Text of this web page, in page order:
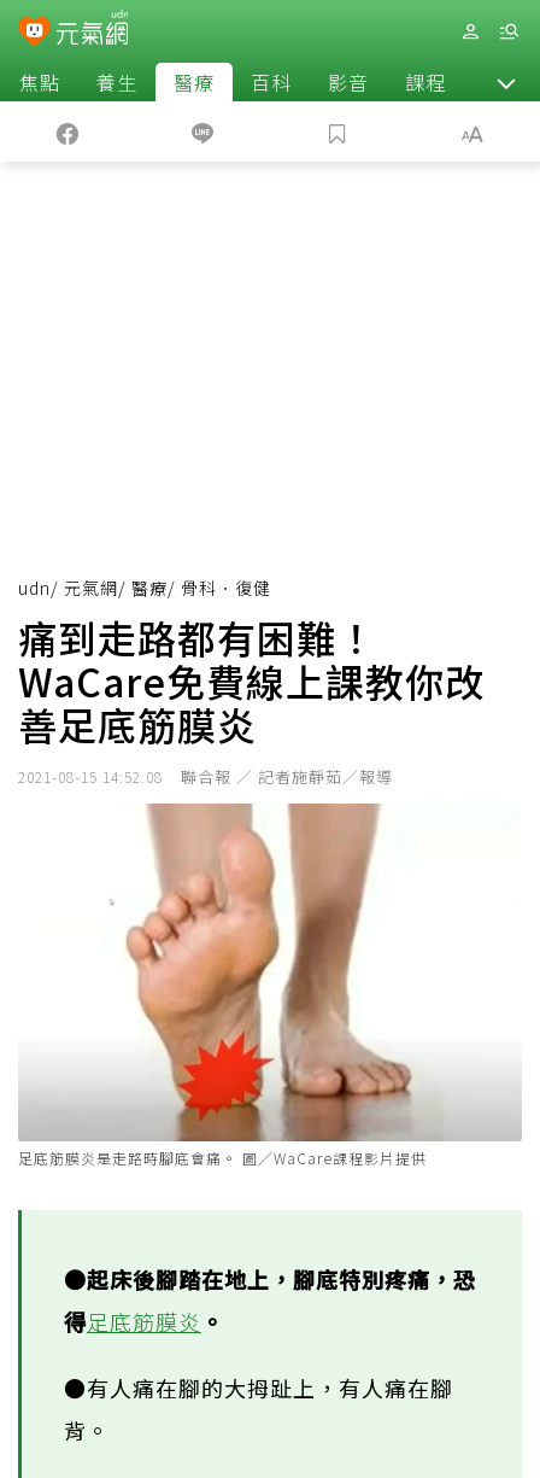
焦點 養生 醫療 百科 影音 課程 退休
udn/ 元氣網/ 醫療/ 骨科．復健
痛到走路都有困難！
WaCare免費線上課教你改
善足底筋膜炎
2021-08-15 14:52:08 聯合報 ／ 記者施靜茹／報導
足底筋膜炎是走路時腳底會痛。 圖╱WaCare課程影片提供
●起床後腳踏在地上，腳底特別疼痛，恐
得足底筋膜炎 。
●有人痛在腳的大拇趾上，有人痛在腳
背。